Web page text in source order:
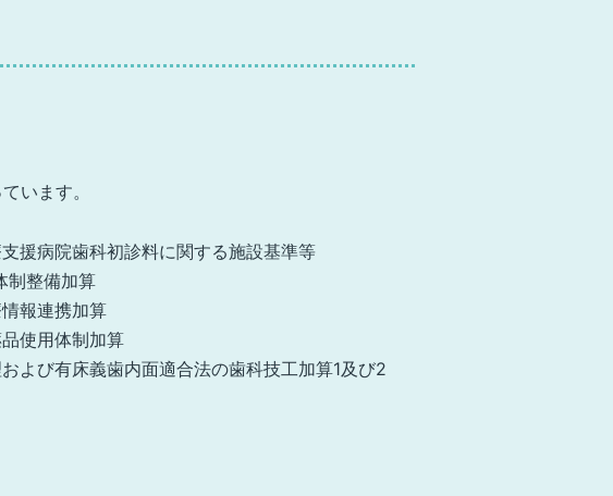
います。
援病院歯科初診料に関する施設基準等
制整備加算
報連携加算
使用体制加算
よび有床義歯内面適合法の歯科技工加算1及び2